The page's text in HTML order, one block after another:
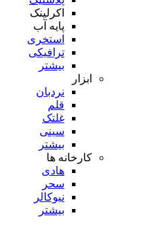
اکرلینک
پایه آب
استخری
ترافیکی
بیشتر
ابزار
نردبان
قلم
غلتک
سینی
بیشتر
کارخانه ها
هادی
سحر
نیوکالر
بیشتر